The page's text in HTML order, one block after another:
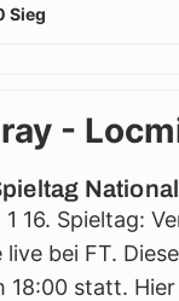
Sieg
-
16. Spieltag:
live bei FT.
18:00 statt.